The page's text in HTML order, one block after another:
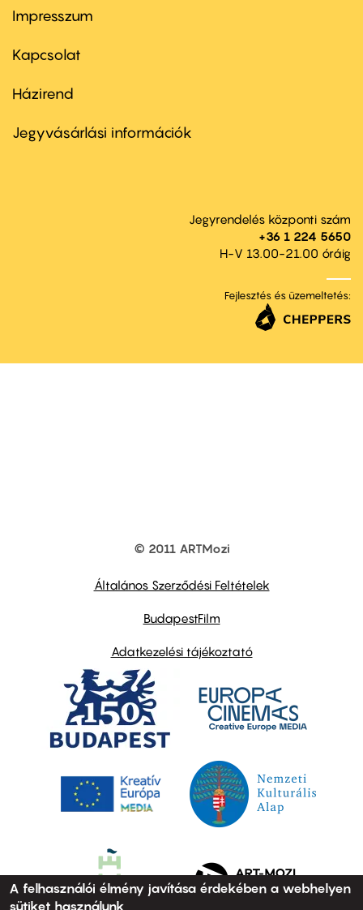
Footer
first
Impresszum
Kapcsolat
Footer
second
Házirend
Jegyvásárlási információk
Jegyrendelés központi szám
+36 1 224 5650
H-V 13.00-21.00 óráig
Fejlesztés és üzemeltetés:
© 2011 ARTMozi
Általános Szerződési Feltételek
BudapestFilm
Adatkezelési tájékoztató
A felhasználói élmény javítása érdekében a webhelyen
sütiket használunk